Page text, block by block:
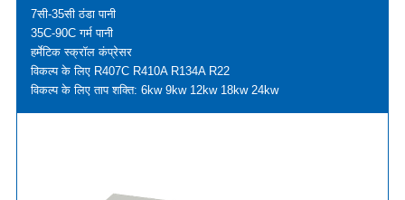
7सी-35सी ठंडा पानी
35C-90C गर्म पानी
हर्मेटिक स्क्रॉल कंप्रेसर
विकल्प के लिए R407C R410A R134A R22
विकल्प के लिए ताप शक्ति: 6kw 9kw 12kw 18kw 24kw